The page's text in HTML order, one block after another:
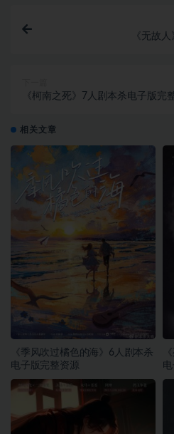
《无故
《柯南之死》7人剧本杀电子版完
相关文章
《季风吹过橘色的海》6人剧本杀
电子版完整资源